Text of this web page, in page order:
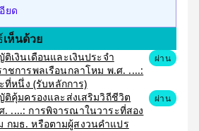
ยด
เห็นด้วย
เงินเดือนและเงินประจำ
ชการพลเรือนกลาโหม พ.ศ. ....:
ที่หนึ่ง (รับหลักการ)
ผ่าน
คุ้มครองและส่งเสริมวิถีชีวิต
....: การพิจารณาในวาระที่สอง
กมธ. หรือตามผู้สงวนคำแปร
ผ่าน